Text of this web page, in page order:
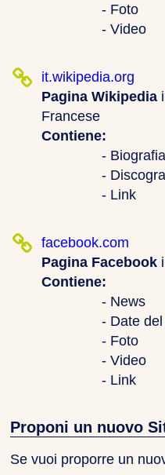
- Foto
- Video
it.wikipedia.org
Pagina Wikipedia
Francese
Contiene:
- Biografia
-
- Link
facebook.com
Pagina Facebook
Contiene:
- News
- Date
- Foto
- Video
- Link
Proponi un nuovo
Se vuoi proporre un